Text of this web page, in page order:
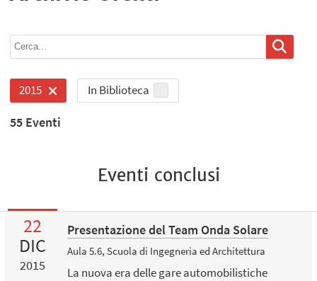
2015 In Biblioteca
55 Eventi
Eventi conclusi
22
DIC
2015
Presentazione del Team Onda Solare
Aula 5.6, Scuola di Ingegneria ed Architettura
La nuova era delle gare automobilistiche